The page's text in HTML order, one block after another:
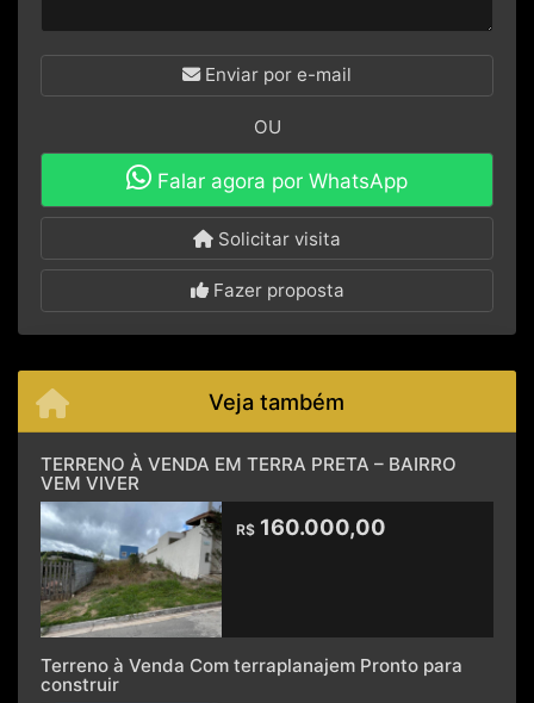
Enviar por e-mail
OU
Falar agora por WhatsApp
Solicitar visita
Fazer proposta
Veja também
TERRENO À VENDA EM TERRA PRETA – BAIRRO
VEM VIVER
R$ 160.000,00
Terreno à Venda Com terraplanajem Pronto para
construir